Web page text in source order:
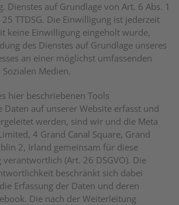
Dienstes auf Grundlage von Art. 6 Abs. 1
TTDSG. Die Einwilligung ist jederzeit
keine Einwilligung eingeholt wurde,
des Dienstes auf Grundlage unseres
an einer möglichst umfassenden
Medien.
hier beschriebenen Tools
Daten auf unserer Website erfasst und
werden, sind wir und die Meta
4 Grand Canal Square, Grand
2, Irland gemeinsam für diese
(Art. 26 DSGVO). Die
beschränkt sich dabei
Erfassung der Daten und deren
Die nach der Weiterleitung